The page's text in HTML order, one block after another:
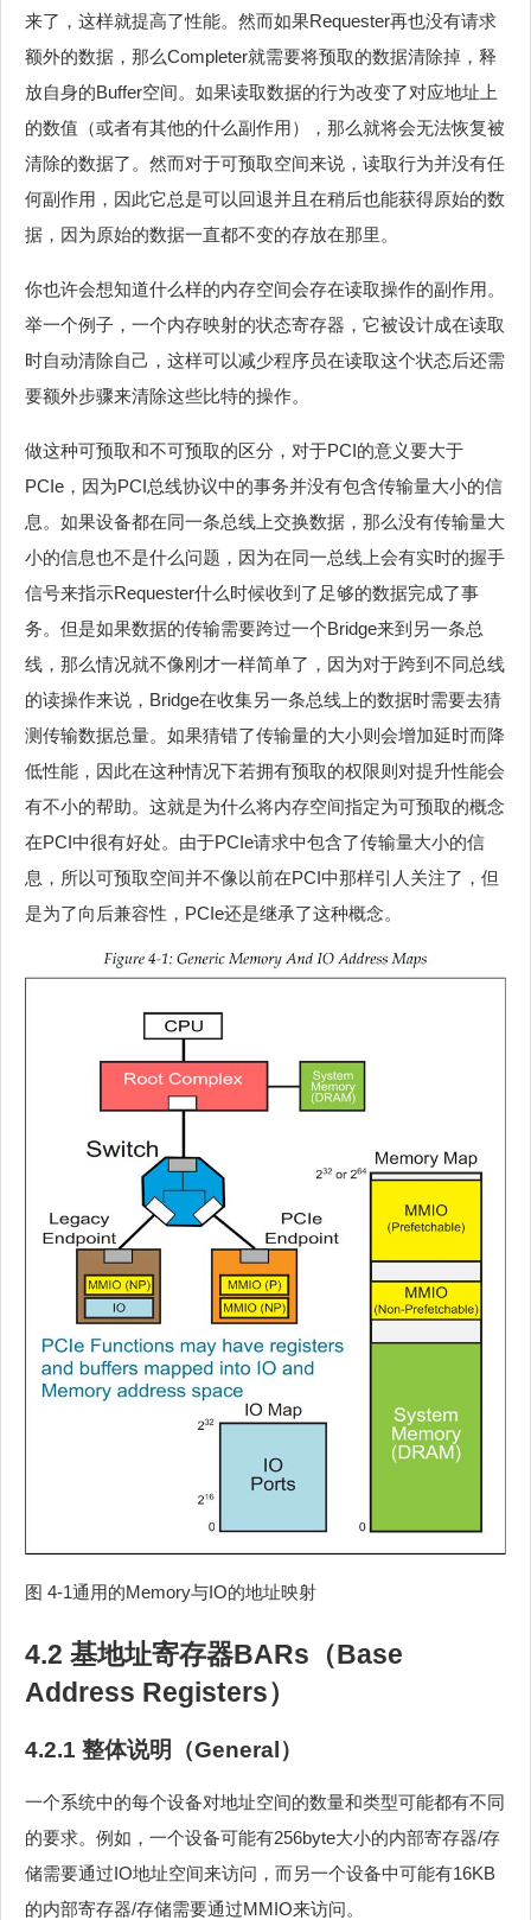
来了，这样就提高了性能。然而如果Requester再也没有请求
额外的数据，那么Completer就需要将预取的数据清除掉，释
放自身的Buffer空间。如果读取数据的行为改变了对应地址上
的数值（或者有其他的什么副作用），那么就将会无法恢复被
清除的数据了。然而对于可预取空间来说，读取行为并没有任
何副作用，因此它总是可以回退并且在稍后也能获得原始的数
据，因为原始的数据一直都不变的存放在那里。
你也许会想知道什么样的内存空间会存在读取操作的副作用。
举一个例子，一个内存映射的状态寄存器，它被设计成在读取
时自动清除自己，这样可以减少程序员在读取这个状态后还需
要额外步骤来清除这些比特的操作。
做这种可预取和不可预取的区分，对于PCI的意义要大于
PCIe，因为PCI总线协议中的事务并没有包含传输量大小的信
息。如果设备都在同一条总线上交换数据，那么没有传输量大
小的信息也不是什么问题，因为在同一总线上会有实时的握手
信号来指示Requester什么时候收到了足够的数据完成了事
务。但是如果数据的传输需要跨过一个Bridge来到另一条总
线，那么情况就不像刚才一样简单了，因为对于跨到不同总线
的读操作来说，Bridge在收集另一条总线上的数据时需要去猜
测传输数据总量。如果猜错了传输量的大小则会增加延时而降
低性能，因此在这种情况下若拥有预取的权限则对提升性能会
有不小的帮助。这就是为什么将内存空间指定为可预取的概念
在PCI中很有好处。由于PCIe请求中包含了传输量大小的信
息，所以可预取空间并不像以前在PCI中那样引人关注了，但
是为了向后兼容性，PCIe还是继承了这种概念。
图 4‑1通用的Memory与IO的地址映射
4.2 基地址寄存器BARs（Base
Address Registers）
4.2.1 整体说明（General）
一个系统中的每个设备对地址空间的数量和类型可能都有不同
的要求。例如，一个设备可能有256byte大小的内部寄存器/存
储需要通过IO地址空间来访问，而另一个设备中可能有16KB
的内部寄存器/存储需要通过MMIO来访问。